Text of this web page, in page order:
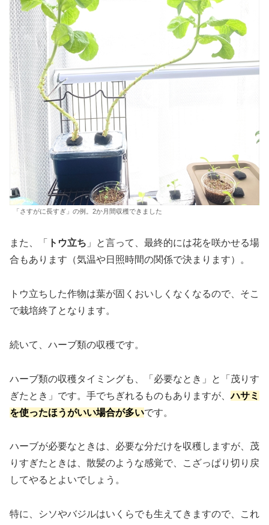
「さすがに長すぎ」の例。2か月間収穫できました
また、「 トウ立ち 」と言って、最終的には花を咲かせる場
合もあります（気温や日照時間の関係で決まります）。
トウ立ちした作物は葉が固くおいしくなくなるので、そこ
で栽培終了となります。
続いて、ハーブ類の収穫です。
ハーブ類の収穫タイミングも、「必要なとき」と「茂りす
ぎたとき」です。手でちぎれるものもありますが、ハサミ
を使ったほうがいい場合が多いです。
ハーブが必要なときは、必要な分だけを収穫しますが、茂
りすぎたときは、散髪のような感覚で、こざっぱり切り戻
してやるとよいでしょう。
特に、シソやバジルはいくらでも生えてきますので、これ